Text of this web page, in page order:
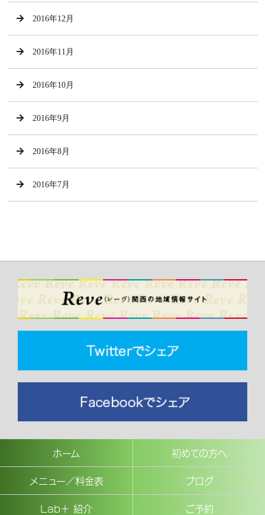
2016年12月
2016年11月
2016年10月
2016年9月
2016年8月
2016年7月
ホーム
初めての方へ
メニュー／料金表
ブログ
Lab＋ 紹介
ご予約